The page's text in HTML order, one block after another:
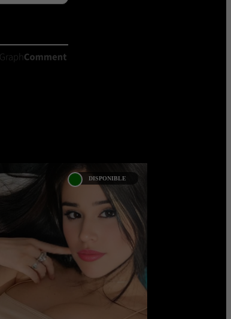
DISPONIBLE
CRUZ
Algunas de nuestras
aún no tienen imágenes
en la web porque están
su sesión ...